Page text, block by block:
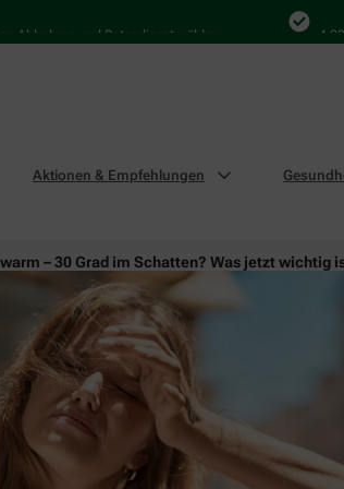
und Botendienst wählen 4.000 Mal
Aktionen & Empfehlungen
warm – 30 Grad im Schatten? Was jetzt wichtig